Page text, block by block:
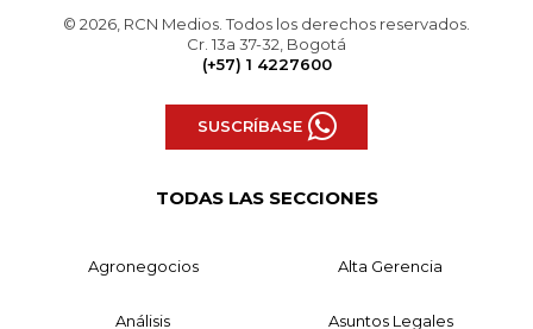
© 2026, RCN Medios. Todos los derechos reservados.
Cr. 13a 37-32, Bogotá
(+57) 1 4227600
SUSCRÍBASE
TODAS LAS SECCIONES
Agronegocios Alta Gerencia
Análisis Asuntos Legales